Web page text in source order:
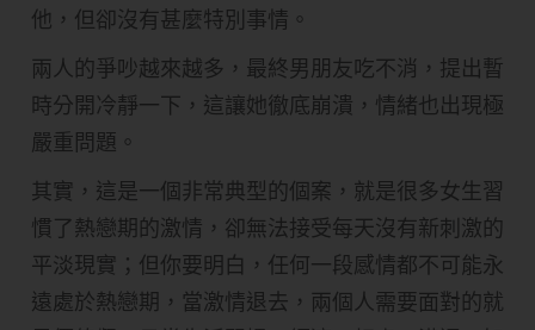
他，但卻沒有甚麼特別事情。
兩人的爭吵越來越多，最終男朋友吃不消，提出暫
時分開冷靜一下，這讓她徹底崩潰，情緒也出現極
嚴重問題。
其實，這是一個非常典型的個案，就是很多女生習
慣了熱戀期的激情，卻無法接受每天沒有新刺激的
平淡現實；但你要明白，任何一段感情都不可能永
遠處於熱戀期，當激情退去，兩個人需要面對的就